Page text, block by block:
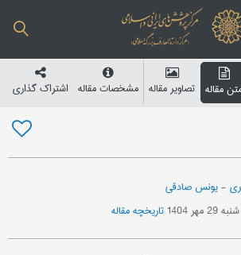
مقاله تصاویر مقاله مشخصات مقاله اشتراک گذاری
-یونس صادقی
مهر 1404 تاریخچه مقاله